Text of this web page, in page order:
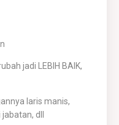
jadi LEBIH BAIK,
laris manis,
dll